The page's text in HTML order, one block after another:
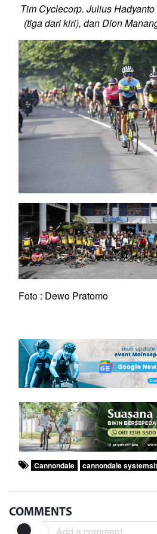
Tim Cyclecorp. Julius
(tiga dari kiri), dan Dion
Foto : Dewo Pratomo
Cannondale cannondale
COMMENTS